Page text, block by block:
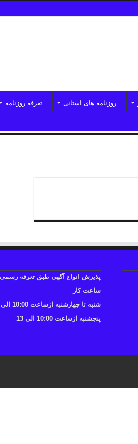
روزنامه های استانی تعرفه روزنامه
پذیرش انواع آگهی طبق تعرفه رسمی
ساعت کار
شنبه تا چهارشنبه ازساعت 10:00 الی 17
پنجشنبه ازساعت 10:00 الی 13